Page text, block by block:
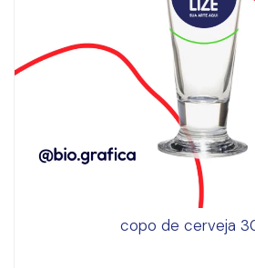
copo de cerveja